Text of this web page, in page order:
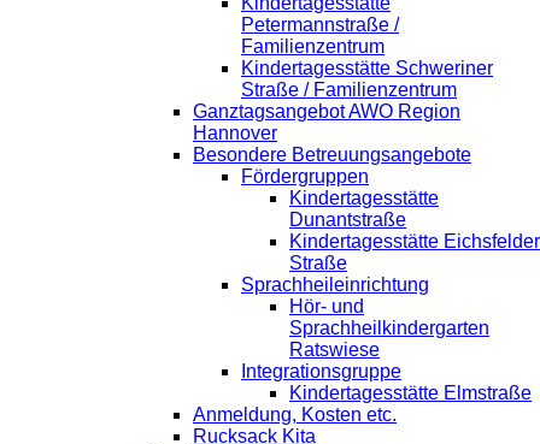
Petermannstraße /
Familienzentrum
Kindertagesstätte Schweriner
Straße / Familienzentrum
Ganztagsangebot AWO Region
Hannover
Besondere Betreuungsangebote
Fördergruppen
Kindertagesstätte
Dunantstraße
Kindertagesstätte Eichsfelder
Straße
Sprachheileinrichtung
Hör- und
Sprachheilkindergarten
Ratswiese
Integrationsgruppe
Kindertagesstätte Elmstraße
Anmeldung, Kosten etc.
Rucksack Kita